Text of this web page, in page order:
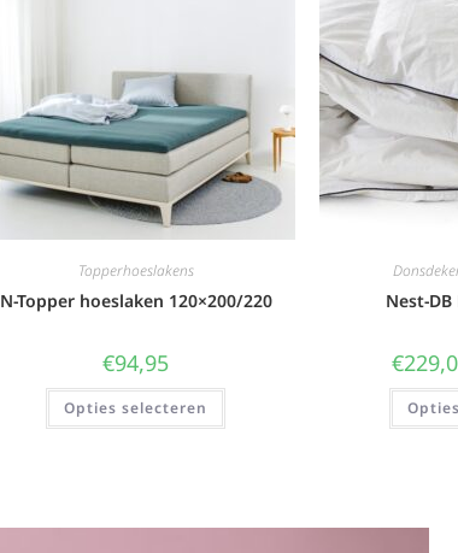
Topperhoeslakens
N-Topper hoeslaken 120×200/220
€94,95
Opties selecteren
Nest-
€